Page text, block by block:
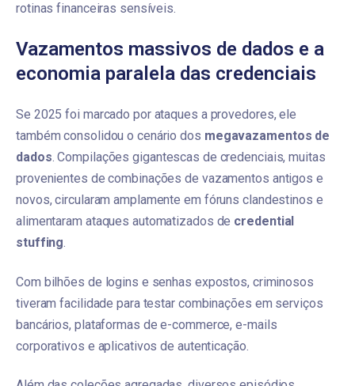
rotinas financeiras sensíveis.
Vazamentos massivos de dados e a
economia paralela das credenciais
Se 2025 foi marcado por ataques a provedores, ele
também consolidou o cenário dos megavazamentos de
dados. Compilações gigantescas de credenciais, muitas
provenientes de combinações de vazamentos antigos e
novos, circularam amplamente em fóruns clandestinos e
alimentaram ataques automatizados de credential
stuffing.
Com bilhões de logins e senhas expostos, criminosos
tiveram facilidade para testar combinações em serviços
bancários, plataformas de e-commerce, e-mails
corporativos e aplicativos de autenticação.